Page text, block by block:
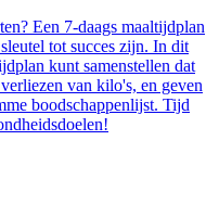
Een 7-daags maaltijdplan
tot succes zijn. In dit
kunt samenstellen dat
van kilo's, en geven
boodschappenlijst. Tijd